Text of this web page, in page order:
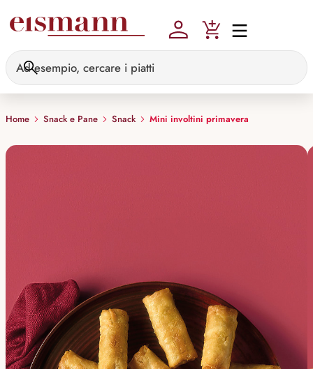
Home Snack e Pane Snack Mini involtini primavera